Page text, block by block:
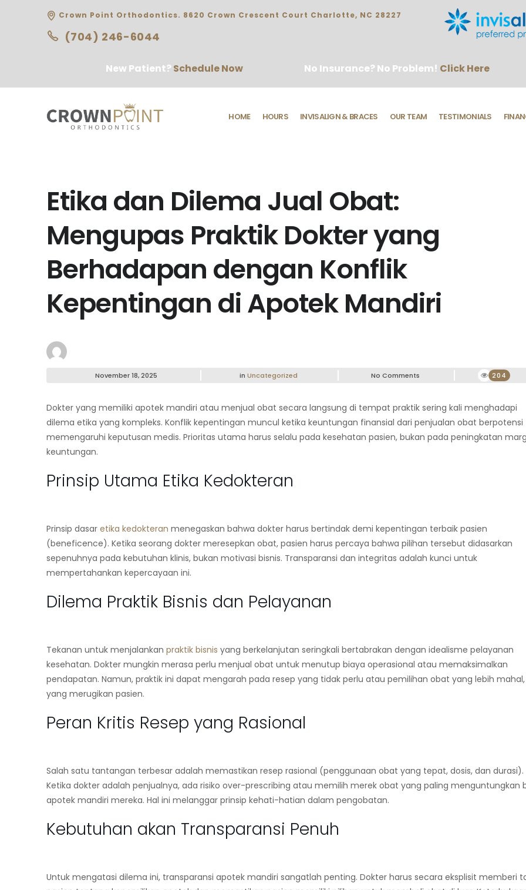
Crown Point Orthodontics. 8620 Crown Crescent Court Charlotte, NC 28227
(704) 246-6044
New Patient?Schedule Now No Insurance? No Problem! Click Here
HOME HOURS INVISALIGN & BRACES OUR TEAM TESTIMONIALS
Etika dan Dilema Jual Obat:
Mengupas Praktik Dokter yang
Berhadapan dengan Konflik
Kepentingan di Apotek Mandiri
November 18, 2025 in Uncategorized No Comments 204
Dokter yang memiliki apotek mandiri atau menjual obat secara langsung di tempat praktik sering kali menghadapi
dilema etika yang kompleks. Konflik kepentingan muncul ketika keuntungan finansial dari penjualan obat berpotensi
memengaruhi keputusan medis. Prioritas utama harus selalu pada kesehatan pasien, bukan pada peningkatan
keuntungan.
Prinsip Utama Etika Kedokteran
Prinsip dasar etika kedokteran menegaskan bahwa dokter harus bertindak demi kepentingan terbaik pasien
(beneficence). Ketika seorang dokter meresepkan obat, pasien harus percaya bahwa pilihan tersebut didasarkan
sepenuhnya pada kebutuhan klinis, bukan motivasi bisnis. Transparansi dan integritas adalah kunci untuk
mempertahankan kepercayaan ini.
Dilema Praktik Bisnis dan Pelayanan
Tekanan untuk menjalankan praktik bisnis yang berkelanjutan seringkali bertabrakan dengan idealisme pelayanan
kesehatan. Dokter mungkin merasa perlu menjual obat untuk menutup biaya operasional atau memaksimalkan
pendapatan. Namun, praktik ini dapat mengarah pada resep yang tidak perlu atau pemilihan obat yang lebih mahal,
yang merugikan pasien.
Peran Kritis Resep yang Rasional
Salah satu tantangan terbesar adalah memastikan resep rasional (penggunaan obat yang tepat, dosis, dan durasi).
Ketika dokter adalah penjualnya, ada risiko over-prescribing atau memilih merek obat yang paling menguntungkan
apotek mandiri mereka. Hal ini melanggar prinsip kehati-hatian dalam pengobatan.
Kebutuhan akan Transparansi Penuh
Untuk mengatasi dilema ini, transparansi apotek mandiri sangatlah penting. Dokter harus secara eksplisit memberi